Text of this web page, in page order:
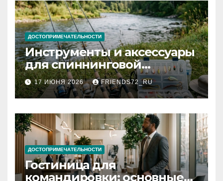
ДОСТОПРИМЕЧАТЕЛЬНОСТИ
Инструменты и аксессуары
для спиннинговой
рыбалки: назначение и
типы
17 ИЮНЯ 2026 FRIENDS72_RU
ДОСТОПРИМЕЧАТЕЛЬНОСТИ
Гостиница для
командировки: основные